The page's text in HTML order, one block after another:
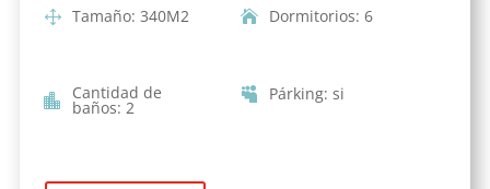
Tamaño: 340M2 Dormitorios: 6
Cantidad de
baños: 2
Párking: si